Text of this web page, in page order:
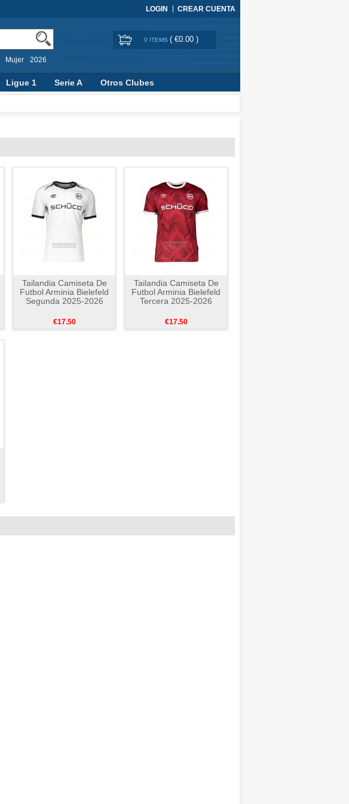
LOGIN CREAR CUENTA
Mujer 2026
0 ITEMS ( €0.00 )
Ligue 1 Serie A Otros Clubes
Tailandia Camiseta De
Futbol Arminia Bielefeld
Segunda 2025-2026
€17.50
Tailandia Camiseta De
Futbol Arminia Bielefeld
Tercera 2025-2026
€17.50